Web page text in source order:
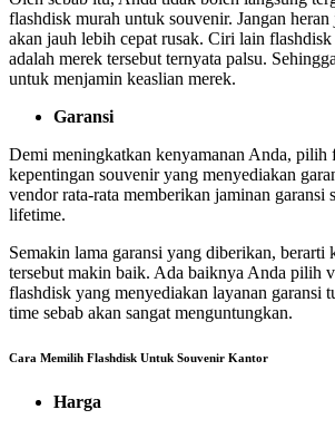
flashdisk murah untuk souvenir. Jangan
akan jauh lebih cepat rusak. Ciri lain
adalah merek tersebut ternyata palsu.
untuk menjamin keaslian merek.
Garansi
Demi meningkatkan kenyamanan Anda, pilih
kepentingan souvenir yang menyediakan
vendor rata-rata memberikan jaminan garansi
lifetime.
Semakin lama garansi yang diberikan, berarti
tersebut makin baik. Ada baiknya Anda pilih
flashdisk yang menyediakan layanan garansi
time sebab akan sangat menguntungkan.
Cara Memilih Flashdisk Untuk Souvenir Kantor
Harga